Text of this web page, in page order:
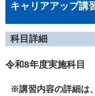
キャリアアップ講
科目詳細
令和8年度実施科目
※講習内容の詳細は